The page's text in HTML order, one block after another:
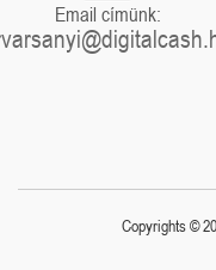
Email címünk:
Copyrights ©